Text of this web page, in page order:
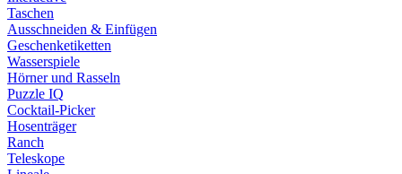
Taschen
Ausschneiden & Einfügen
Geschenketiketten
Wasserspiele
Hörner und Rasseln
Puzzle IQ
Cocktail-Picker
Hosenträger
Ranch
Teleskope